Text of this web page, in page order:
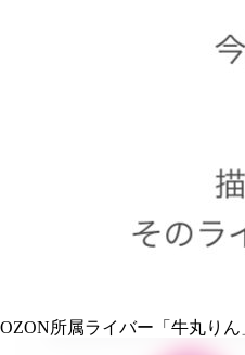
OZON所属ライバー「 牛丸りん